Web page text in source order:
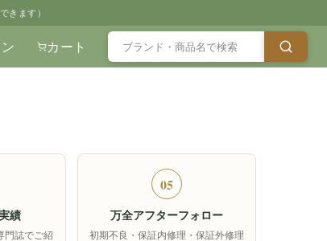
きます）
カート
績
門誌でご紹
05
万全アフターフォロー
初期不良・保証内修理・保証外修理